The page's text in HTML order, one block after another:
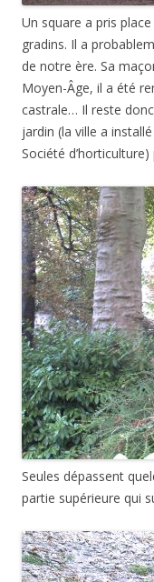
Un square a pris
gradins. Il a
de notre ère. Sa
Moyen-Âge, il a été
castrale… Il reste
jardin (la ville a
Société
Seules dépassent
partie supérieure qui